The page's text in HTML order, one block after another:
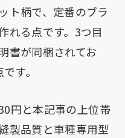
ト柄で、定番のブラ
れる点です。3つ目
書が同梱されてお
す。
円と本記事の上位帯
製品質と車種専用型